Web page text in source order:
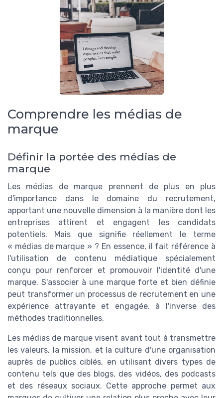
Comprendre les médias de
marque
Définir la portée des médias de
marque
Les médias de marque prennent de plus en plus
d'importance dans le domaine du recrutement,
apportant une nouvelle dimension à la manière dont les
entreprises attirent et engagent les candidats
potentiels. Mais que signifie réellement le terme
« médias de marque » ? En essence, il fait référence à
l'utilisation de contenu médiatique spécialement
conçu pour renforcer et promouvoir l'identité d'une
marque. S'associer à une marque forte et bien définie
peut transformer un processus de recrutement en une
expérience attrayante et engagée, à l'inverse des
méthodes traditionnelles.
Les médias de marque visent avant tout à transmettre
les valeurs, la mission, et la culture d'une organisation
auprès de publics ciblés, en utilisant divers types de
contenu tels que des blogs, des vidéos, des podcasts
et des réseaux sociaux. Cette approche permet aux